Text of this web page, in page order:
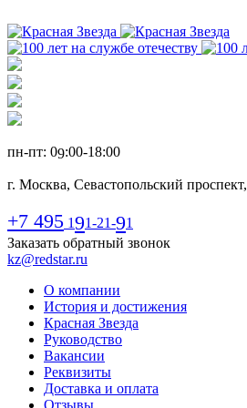
пн-пт: 09:00-18:00
г. Москва, Севастопольский проспект,
+7 495 191-21-91
Заказать обратный звонок
kz@redstar.ru
О компании
История и достижения
Красная Звезда
Руководство
Вакансии
Реквизиты
Доставка и оплата
Отзывы